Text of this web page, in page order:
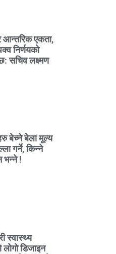
आन्तरिक एकता,
निर्णयको
सचिव लक्ष्मण
बेच्ने बेला मूल्य
गर्ने, किन्ने
भन्ने !
स्वास्थ्य
लोगो डिजाइन